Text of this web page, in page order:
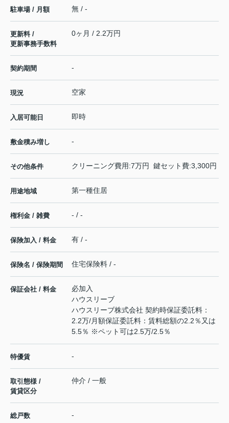
駐車場 / 月額 無 / -
更新料 /
更新事務手数料
0ヶ月 / 2.2万円
契約期間 -
現況 空家
入居可能日 即時
敷金積み増し -
その他条件 クリーニング費用:7万円 鍵セット費:3,300円
用途地域 第一種住居
権利金 / 雑費 - / -
保険加入 / 料金 有 / -
保険名 / 保険期間 住宅保険料 / -
保証会社 / 料金
必加入
ハウスリーブ
ハウスリーブ株式会社 契約時保証委託料：
2.2万/月額保証委託料：賃料総額の2.2％又は
5.5％ ※ペット可は2.5万/2.5％
特優賃 -
取引態様 /
賃貸区分
仲介 / 一般
総戸数 -